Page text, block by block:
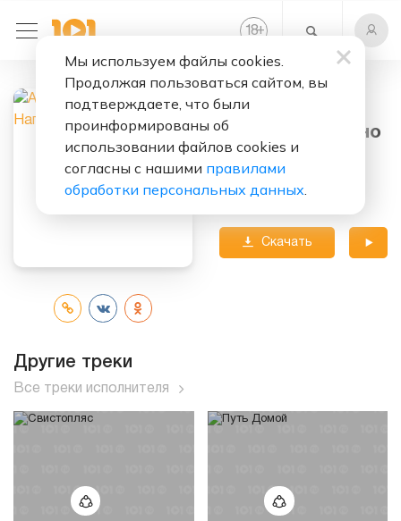
18+
Слушать бесплатно
Всё Не Напрасно
Исполнитель:
Скачать
Другие треки
Все треки исполнителя
Мы используем файлы cookies.
Продолжая пользоваться сайтом, вы
подтверждаете, что были
проинформированы об
использовании файлов cookies и
согласны с нашими правилами
обработки персональных данных.